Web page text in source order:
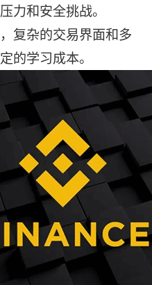
力和安全挑战。
复杂的交易界面和多
的学习成本。